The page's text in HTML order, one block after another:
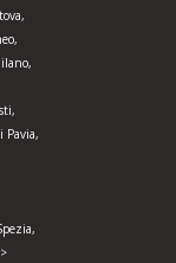
Pavia,